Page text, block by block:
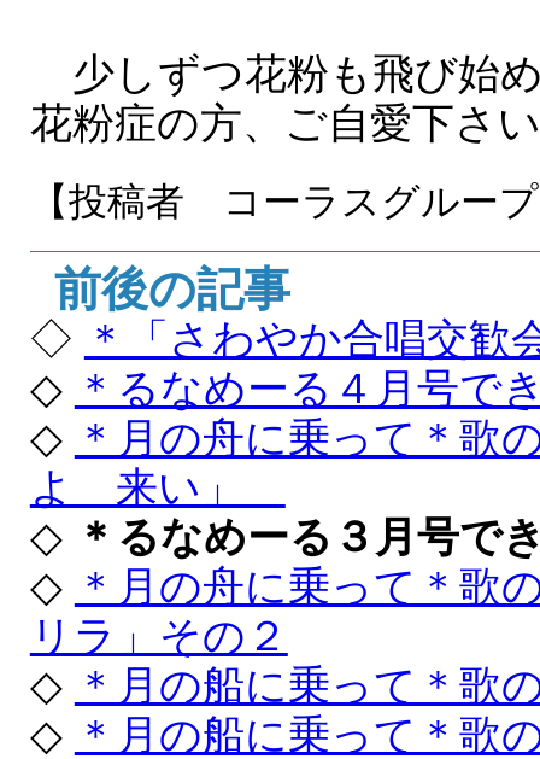
少しずつ花粉も飛び始
花粉症の方、ご自愛下さ
【投稿者 コーラスグルー
前後の記事
◇ ＊「さわやか合唱交歓
◇ ＊るなめーる４月号で
◇ ＊月の舟に乗って＊
よ 来い」
◇ ＊るなめーる３月号で
◇ ＊月の舟に乗って＊
リラ」その２
◇ ＊月の船に乗って＊歌
◇ ＊月の船に乗って＊